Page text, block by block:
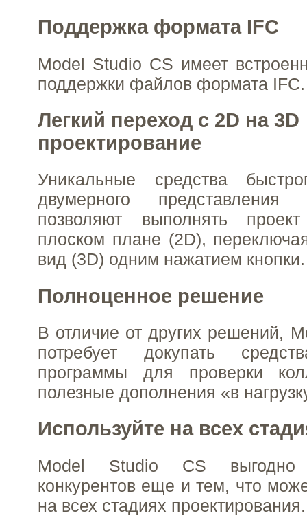
Поддержка формата IFC
Model Studio CS имеет
поддержки файлов формата IFC.
Легкий переход с 2D на 3D
проектирование
Уникальные средства
двумерного
позволяют выполнять
плоском плане (2D),
вид (3D) одним нажатием кнопки.
Полноценное решение
В отличие от других решений,
потребует докупать
программы для проверки
полезные дополнения «в
Используйте на всех
Model Studio CS выгодно
конкурентов еще и тем, что
на всех стадиях проектирования.